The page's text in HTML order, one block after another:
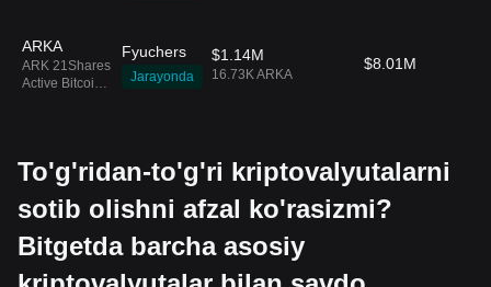
ARKA
ARK 21Shares
Active Bitcoin
Fyuchers
Jarayonda
$1.14M
16.73K ARKA
$8.01M
To'g'ridan-to'g'ri kriptovalyutalarni
sotib olishni afzal ko'rasizmi?
Bitgetda barcha asosiy